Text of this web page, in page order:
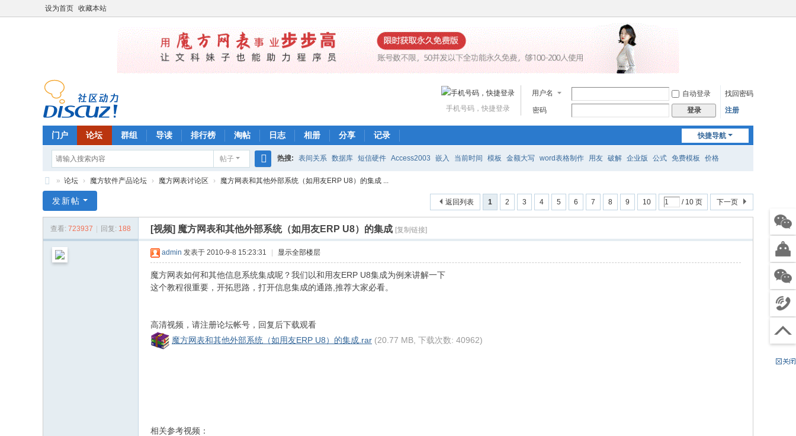
设为首页 收藏本站
用户名 自动登录
找回密码
密码
登录 注册
手机号码，快捷登录
快捷导航
门户 论坛 群组 导读 排行榜 淘帖 日志 相册 分享 记录
帖子
搜
热搜: 表间关系 数据库 短信硬件 Access2003 嵌入 当前时间 模板 金额大写 word表格制作 用友 破解 企业版 公式 免费模板 价格
魔方网表价格 编辑公式 打印 下载
方
管
» 论坛 › 魔方软件产品论坛 › 魔方网表讨论区 › 魔方网表和其他外部系统（如用友ERP U8）的集成 ...
1 2 3 4 5 6 7 8 9 10 / 10 页 下一页
返回列表
发新帖
查看: 723937 回复: 188 [视频] 魔方网表和其他外部系统（如用友ERP U8）的集成 [复制链接]
admin 发表于 2010-9-8 15:23:31 显示全部楼层
魔方网表如何和其他信息系统集成呢？我们以和用友ERP U8集成为例来讲解一下
这个教程很重要，开拓思路，打开信息集成的通路,推荐大家必看。
高清视频，请注册论坛帐号，回复后下载观看
魔方网表和其他外部系统（如用友ERP U8）的集成.rar (20.77 MB, 下载次数: 40962)
相关参考视频：
售前
微信
智能
客服
关注
微信
电话
沟通
0
6
工
作
时
（
节回到